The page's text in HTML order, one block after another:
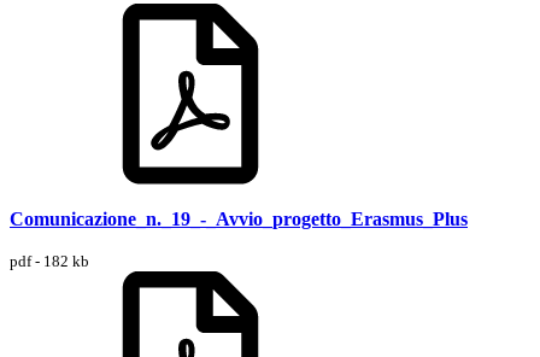
Comunicazione_n._19_-_Avvio_progetto_Erasmus_Plus
pdf - 182 kb